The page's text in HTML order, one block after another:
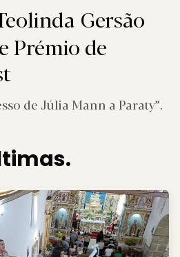
Gersão
Prémio de
de Júlia Mann a Paraty”.